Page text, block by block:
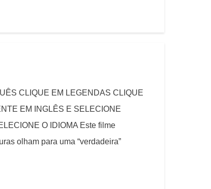
CLIQUE EM LEGENDAS CLIQUE
EM INGLÊS E SELECIONE
O IDIOMA Este filme
olham para uma “verdadeira”